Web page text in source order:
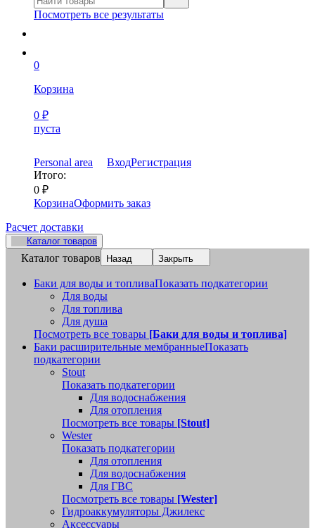
Посмотреть все результаты
0
Корзина
0 ₽
пуста
Personal area ВходРегистрация
Итого:
0 ₽
КорзинаОформить заказ
Расчет доставки
Каталог товаров
Каталог товаров Назад Закрыть
Баки для воды и топливаПоказать подкатегории
Для воды
Для топлива
Для душа
Посмотреть все товары [Баки для воды и топлива]
Баки расширительные мембранныеПоказать
подкатегории
Stout
Показать подкатегории
Для водоснабжения
Для отопления
Посмотреть все товары [Stout]
Wester
Показать подкатегории
Для отопления
Для водоснабжения
Для ГВС
Посмотреть все товары [Wester]
Гидроаккумуляторы Джилекс
Аксессуары